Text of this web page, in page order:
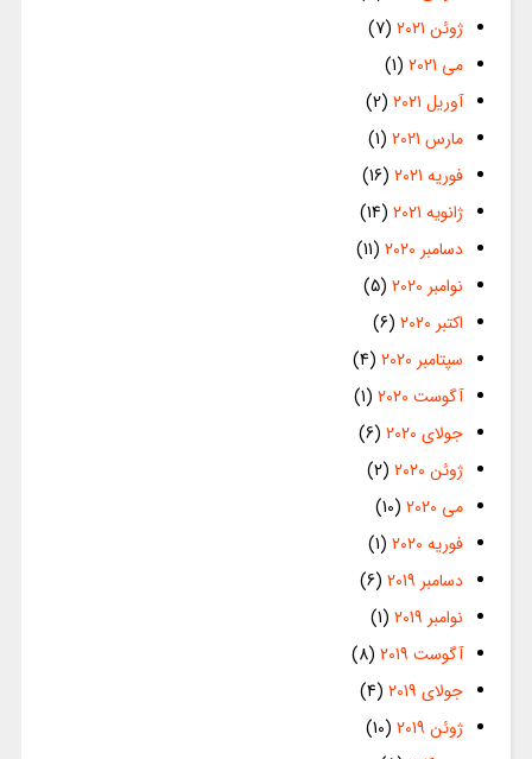
ژوئن 2021
(7)
می 2021
(1)
آوریل 2021
(2)
مارس 2021
(1)
فوریه 2021
(16)
ژانویه 2021
(14)
دسامبر 2020
(11)
نوامبر 2020
(5)
اکتبر 2020
(6)
سپتامبر 2020
(4)
آگوست 2020
(1)
جولای 2020
(6)
ژوئن 2020
(2)
می 2020
(10)
فوریه 2020
(1)
دسامبر 2019
(6)
نوامبر 2019
(1)
آگوست 2019
(8)
جولای 2019
(4)
ژوئن 2019
(10)